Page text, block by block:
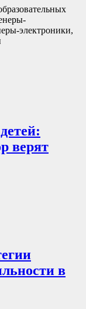
электроники,
верят
в